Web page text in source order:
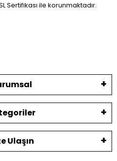
Sertifikası ile korunmaktadır.
Ulaşın